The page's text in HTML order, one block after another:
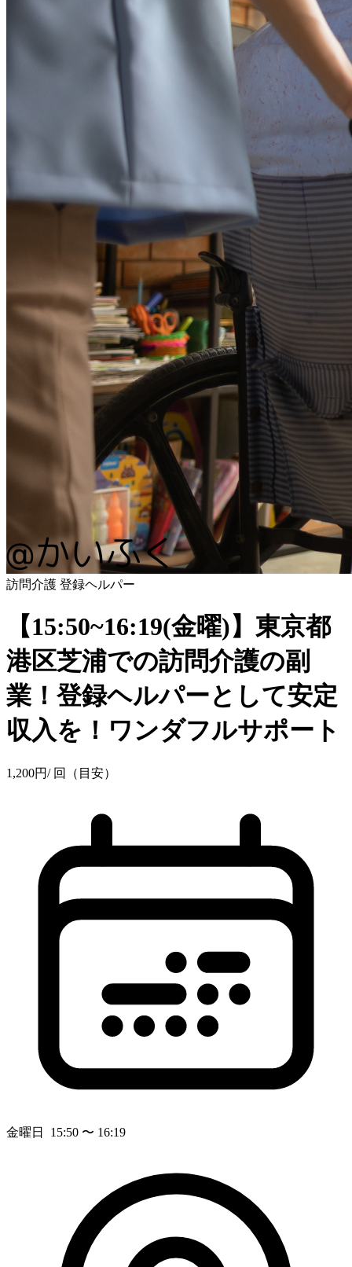
訪問介護 登録ヘルパー
【15:50~16:19(金曜)】東京都
港区芝浦での訪問介護の副
業！登録ヘルパーとして安定
収入を！ワンダフルサポート
1,200円/ 回（目安）
金曜日 15:50 〜 16:19